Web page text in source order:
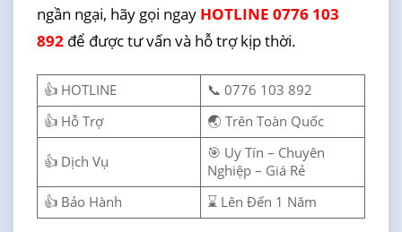
ngần ngại, hãy gọi ngay HOTLINE 0776 103
892để được tư vấn và hỗ trợ kịp thời.
👍 HOTLINE
📞 0776 103 892
👍 Hỗ Trợ
🌏 Trên Toàn Quốc
👍 Dịch Vụ
🎯 Uy Tín – Chuyên
Nghiệp – Giá Rẻ
👍 Bảo Hành
⌛ Lên Đến 1 Năm